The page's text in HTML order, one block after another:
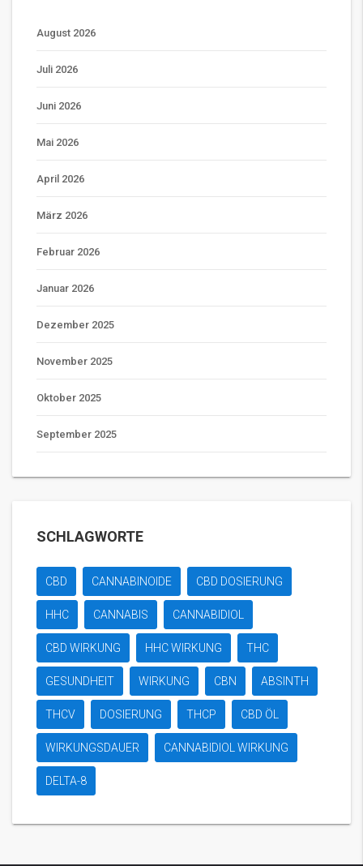
August 2026
Juli 2026
Juni 2026
Mai 2026
April 2026
März 2026
Februar 2026
Januar 2026
Dezember 2025
November 2025
Oktober 2025
September 2025
SCHLAGWORTE
CBD CANNABINOIDE CBD DOSIERUNG
HHC CANNABIS CANNABIDIOL
CBD WIRKUNG HHC WIRKUNG THC
GESUNDHEIT WIRKUNG CBN ABSINTH
THCV DOSIERUNG THCP CBD ÖL
WIRKUNGSDAUER CANNABIDIOL WIRKUNG
DELTA-8